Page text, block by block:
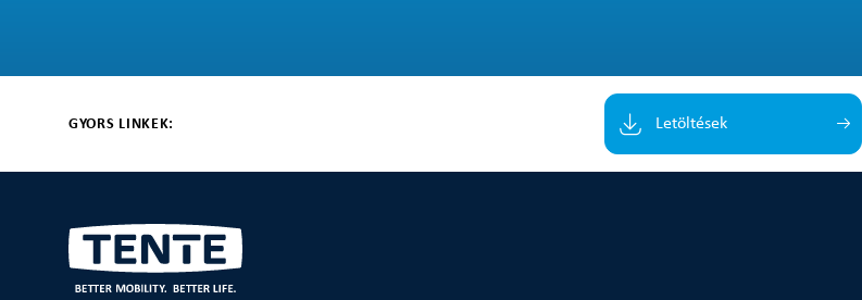
GYORS LINKEK: Letöltések